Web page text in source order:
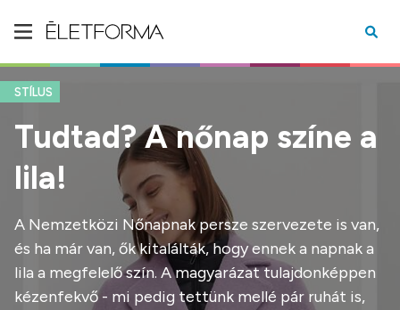
STÍLUS
Tudtad? A nőnap színe a
lila!
A Nemzetközi Nőnapnak persze szervezete is van,
és ha már van, ők kitalálták, hogy ennek a napnak a
lila a megfelelő szín. A magyarázat tulajdonképpen
kézenfekvő - mi pedig tettünk mellé pár ruhát is,